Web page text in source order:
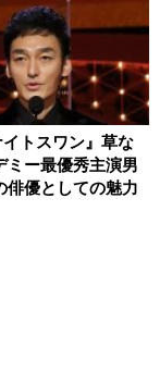
イトスワン』草な
ミー最優秀主演男
俳優としての魅力